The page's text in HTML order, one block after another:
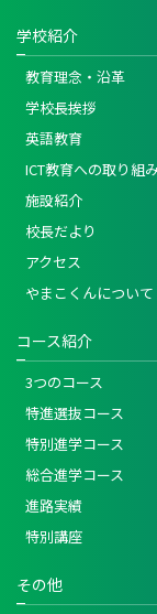
学校紹介
教育理念・沿革
学校長挨拶
英語教育
ICT教育への取り組
施設紹介
校長だより
アクセス
やまこくんについて
コース紹介
3つのコース
特進選抜コース
特別進学コース
総合進学コース
進路実績
特別講座
その他